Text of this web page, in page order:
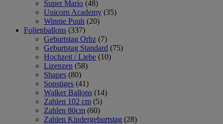
Super Mario (48)
Unicorn Academy (35)
Winnie Puuh (20)
Folienballons (337)
Geburtstag Orbz (7)
Geburtstag Standard (75)
Hochzeit / Liebe (10)
Lizenzen (58)
Shapes (80)
Sonstiges (41)
Walker Ballons (14)
Zahlen 102 cm (5)
Zahlen 80cm (60)
Zahlen Kindergeburtstag (28)